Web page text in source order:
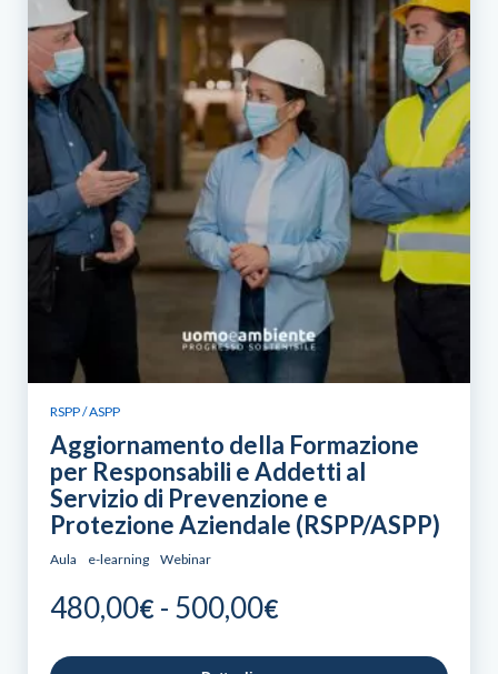
RSPP / ASPP
Aggiornamento della Formazione
per Responsabili e Addetti al
Servizio di Prevenzione e
Protezione Aziendale (RSPP/ASPP)
Aula e-learning Webinar
480,00€ - 500,00€Fascia
prezzo: